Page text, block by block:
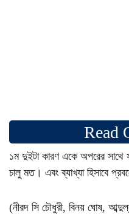
Read
১ম দুইটা কারণ একে অপরের সাথে
চালু মত। এবং ব্যাখ্যা হিসাবে
(নীরদ সি চৌধুরী, বিনয় ঘোষ,